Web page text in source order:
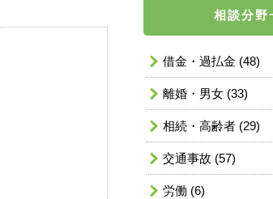
相談分野
借金・過払金 (48)
離婚・男女 (33)
相続・高齢者 (29)
交通事故 (57)
労働 (6)